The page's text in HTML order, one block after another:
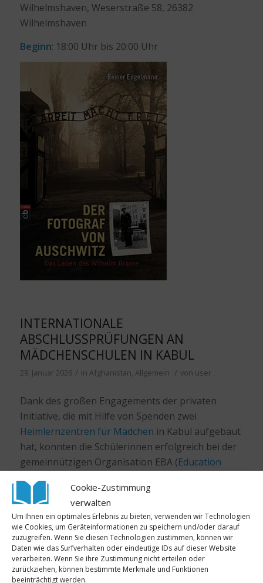
Cookie-Zustimmung
verwalten
Um Ihnen ein optimales Erlebnis zu bieten, verwenden wir Technologien
wie Cookies, um Geräteinformationen zu speichern und/oder darauf
zuzugreifen. Wenn Sie diesen Technologien zustimmen, können wir
Daten wie das Surfverhalten oder eindeutige IDs auf dieser Website
verarbeiten. Wenn Sie ihre Zustimmung nicht erteilen oder
zurückziehen, können bestimmte Merkmale und Funktionen
beeinträchtigt werden.
Wilhelmshaven, Weserstraße 58, 26382
Wilhelmshaven
Beginn: 18:00 Uhr bis 20:00 Uhr
INTERNATIONALE
ABSCHLUSSPRÜFUNGEN AN
MÄDCHENSCHULEN IN KABUL
29. Januar 2026 / in Afghanistan, Allgemein / von user
Dank des großen Engagements der privaten
Initiative, die mit Hilfe von Spenden zwei
Heimlernzentren für Mädchen in Kabul aufgebaut
hat, konnten die Schülerinnen erfolgreich bei der
gemeinnützigen Organisation EBA (Education
Mädchen werden nun nach dem offiziellen EBA-
Unterrichtsplan unterrichtet. Alle zwei Wochen
finden Tests für eine Einstufung in die
Klassenstufen statt.
Bis jetzt haben die Schülerinnen der 7., 8. und 9.
Klasse bereits 10 Tests erfolgreich bestanden.